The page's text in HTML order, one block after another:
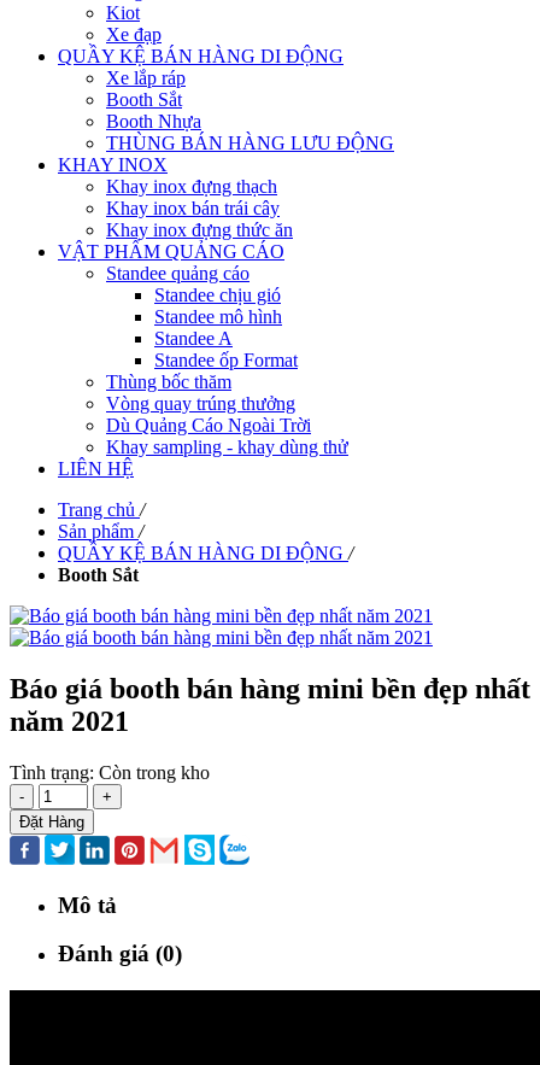
Kiot
Xe đạp
QUẦY KỆ BÁN HÀNG DI ĐỘNG
Xe lắp ráp
Booth Sắt
Booth Nhựa
THÙNG BÁN HÀNG LƯU ĐỘNG
KHAY INOX
Khay inox đựng thạch
Khay inox bán trái cây
Khay inox đựng thức ăn
VẬT PHẨM QUẢNG CÁO
Standee quảng cáo
Standee chịu gió
Standee mô hình
Standee A
Standee ốp Format
Thùng bốc thăm
Vòng quay trúng thưởng
Dù Quảng Cáo Ngoài Trời
Khay sampling - khay dùng thử
LIÊN HỆ
Trang chủ /
Sản phẩm /
QUẦY KỆ BÁN HÀNG DI ĐỘNG /
Booth Sắt
Báo giá booth bán hàng mini bền đẹp nhất
năm 2021
Tình trạng: Còn trong kho
-
+
Đặt Hàng
Mô tả
Đánh giá (0)